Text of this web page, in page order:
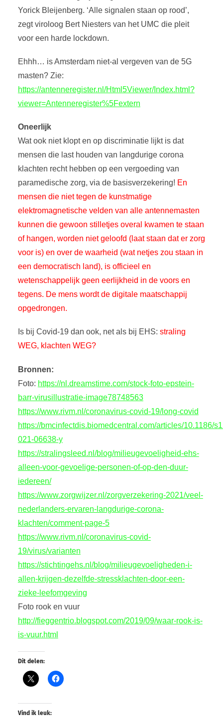
Yorick Bleijenberg. ‘Alle signalen staan op rood’,
zegt viroloog Bert Niesters van het UMC die pleit
voor een harde lockdown.
Ehhh… is Amsterdam niet-al vergeven van de 5G
masten? Zie:
https://antenneregister.nl/Html5Viewer/Index.html?
viewer=Antenneregister%5Fextern
Oneerlijk
Wat ook niet klopt en op discriminatie lijkt is dat
mensen die last houden van langdurige corona
klachten recht hebben op een vergoeding van
paramedische zorg, via de basisverzekering! En
mensen die niet tegen de kunstmatige
elektromagnetische velden van alle antennemasten
kunnen die gewoon stilletjes overal kwamen te staan
of hangen, worden niet geloofd (laat staan dat er zorg
voor is) en over de waarheid (wat netjes zou staan in
een democratisch land), is officieel en
wetenschappelijk geen eerlijkheid in de voors en
tegens. De mens wordt de digitale maatschappij
opgedrongen.
Is bij Covid-19 dan ook, net als bij EHS: straling
WEG, klachten WEG?
Bronnen:
Foto: https://nl.dreamstime.com/stock-foto-epstein-
barr-virusillustratie-image78748563
https://www.rivm.nl/coronavirus-covid-19/long-covid
https://bmcinfectdis.biomedcentral.com/articles/10.1186/
021-06638-y
https://stralingsleed.nl/blog/milieugevoeligheid-ehs-
alleen-voor-gevoelige-personen-of-op-den-duur-
iedereen/
https://www.zorgwijzer.nl/zorgverzekering-2021/veel-
nederlanders-ervaren-langdurige-corona-
klachten/comment-page-5
https://www.rivm.nl/coronavirus-covid-
19/virus/varianten
https://stichtingehs.nl/blog/milieugevoeligheden-i-
allen-krijgen-dezelfde-stressklachten-door-een-
zieke-leefomgeving
Foto rook en vuur
http://fieggentrio.blogspot.com/2019/09/waar-rook-is-
is-vuur.html
Dit delen:
Vind ik leuk: